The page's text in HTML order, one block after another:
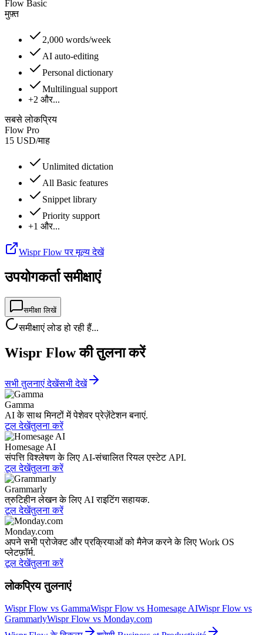
Flow Basic
मुफ़्त
2,000 words/week
AI auto-editing
Personal dictionary
Multilingual support
+2 और...
सबसे लोकप्रिय
Flow Pro
15 USD/माह
Unlimited dictation
All Basic features
Snippet library
Priority support
+1 और...
Wispr Flow पर मूल्य देखें
उपयोगकर्ता समीक्षाएं
समीक्षा लिखें
समीक्षाएं लोड हो रही हैं...
Wispr Flow की तुलना करें
सभी तुलनाएं देखेंसभी देखें
Gamma
AI के साथ मिनटों में पेशेवर प्रेज़ेंटेशन बनाएं.
टूल देखेंतुलना करें
Homesage AI
संपत्ति विश्लेषण के लिए AI-संचालित रियल एस्टेट API.
टूल देखेंतुलना करें
Grammarly
त्रुटिहीन लेखन के लिए AI राइटिंग सहायक.
टूल देखेंतुलना करें
Monday.com
अपने सभी प्रोजेक्ट और प्रक्रियाओं को मैनेज करने के लिए Work OS
प्लेटफ़ॉर्म.
टूल देखेंतुलना करें
लोकप्रिय तुलनाएं
Wispr Flow vs GammaWispr Flow vs Homesage AIWispr Flow vs
GrammarlyWispr Flow vs Monday.com